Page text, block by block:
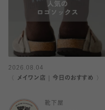
2026.08.04
〈 メイワン店｜今日のおすすめ 〉
靴下屋